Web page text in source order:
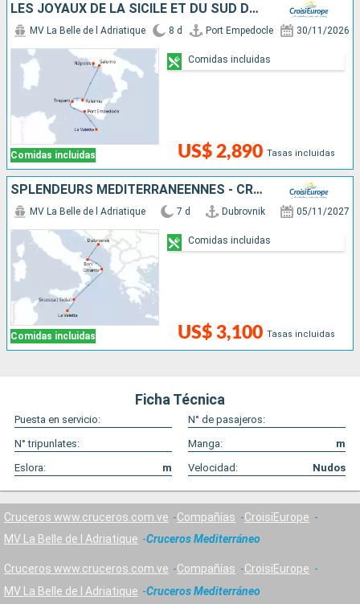
LES JOYAUX DE LA SICILE ET DU SUD DE L'ITALIE
Comidas incluidas
MV La Belle de l Adriatique 8 d Port Empedocle 30/11/2026
US$ 2,890 Tasas incluidas
Comidas incluidas
SPLENDEURS MÉDITERRANÉENNES - CROATIE, LES POUILLES, LA SICILE ET MALTE
Comidas incluidas
MV La Belle de l Adriatique 7 d Dubrovnik 05/11/2027
US$ 3,100 Tasas incluidas
Comidas incluidas
Ficha Técnica
Puesta en servicio:
N° de pasajeros:
N° tripunlates:
Manga:
m
Eslora:
m Velocidad: Nudos
Cruceros www.cruceros.com.ve Compañías
CroisiEurope
MV La Belle de l Adriatique
Cruceros Mediterráneo
Cruceros www.cruceros.com.ve Compañías
CroisiEurope
MV La Belle de l Adriatique
Cruceros Mediterráneo